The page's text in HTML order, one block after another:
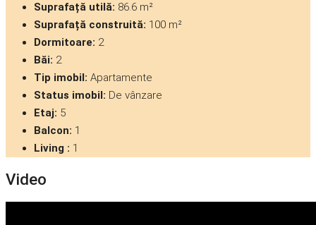
Suprafață utilă: 86.6 m²
Suprafață construită: 100 m²
Dormitoare: 2
Băi: 2
Tip imobil: Apartamente
Status imobil: De vânzare
Etaj: 5
Balcon: 1
Living : 1
Video